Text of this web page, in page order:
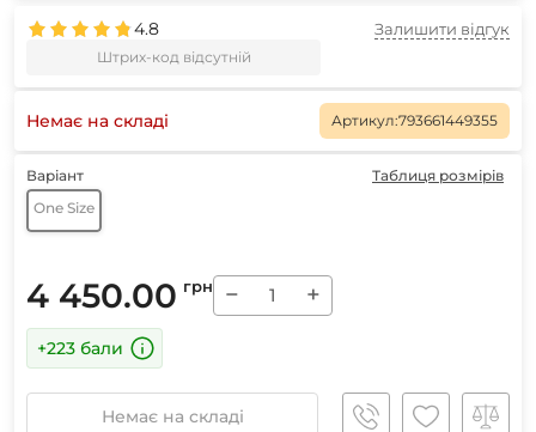
4.8
Штрих-код відсутній
Залишити відгук
Немає на складі Артикул:793661449355
Варіант
Таблиця розмірів
One Size
4 450.00 грн − +
+223 бали
Немає на складі